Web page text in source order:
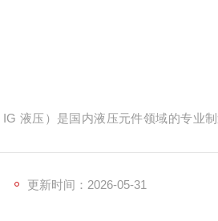
液压）是国内液压元件领域的专业
更新时间：2026-05-31